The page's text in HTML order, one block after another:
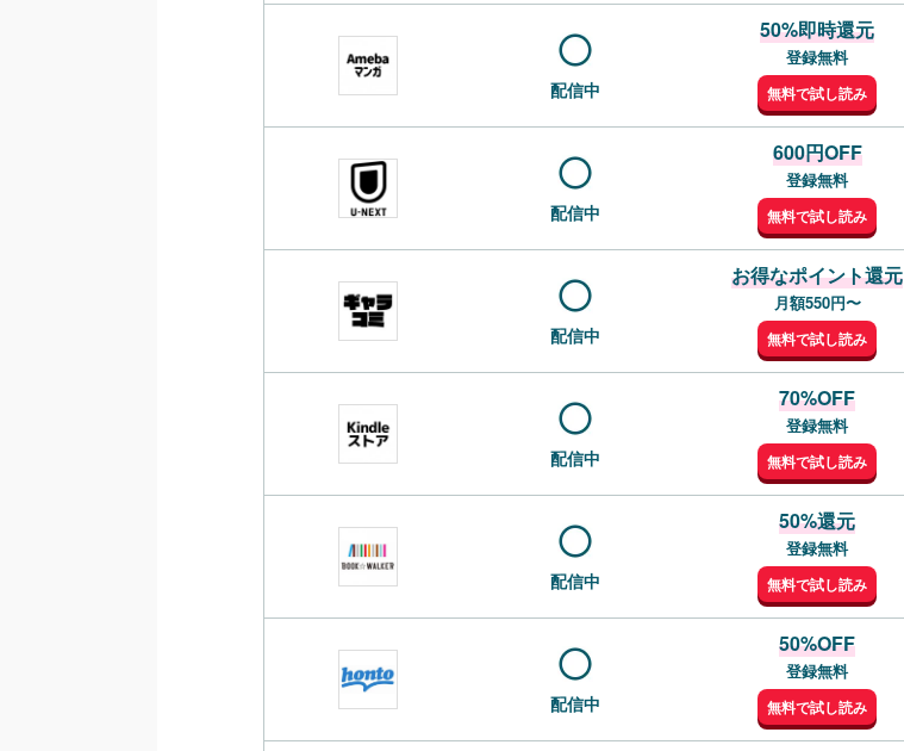
配信中
50%即時還元
登録無料
無料で試し読み
配信中
600円OFF
登録無料
無料で試し読み
配信中
お得なポイント還元
月額550円〜
無料で試し読み
配信中
70%OFF
登録無料
無料で試し読み
配信中
50%還元
登録無料
無料で試し読み
配信中
50%OFF
登録無料
無料で試し読み